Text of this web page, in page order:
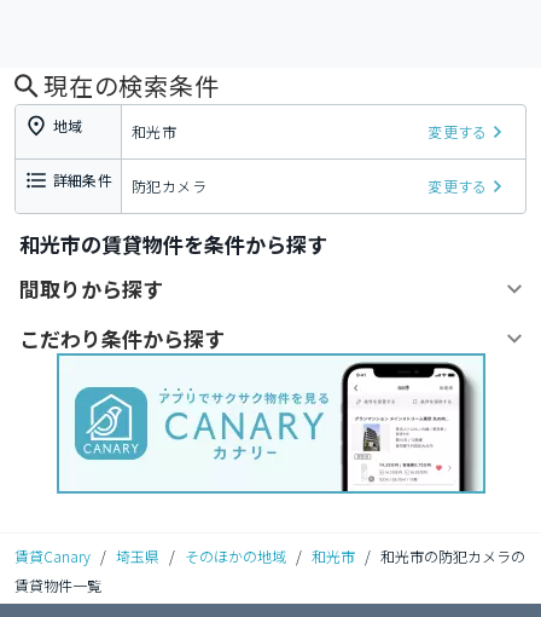
現在の検索条件
地域 和光市 変更する
詳細条件 防犯カメラ 変更する
和光市の賃貸物件を条件から探す
間取りから探す
こだわり条件から探す
賃貸Canary / 埼玉県 / そのほかの地域 / 和光市 / 和光市の防犯カメラの
賃貸物件一覧